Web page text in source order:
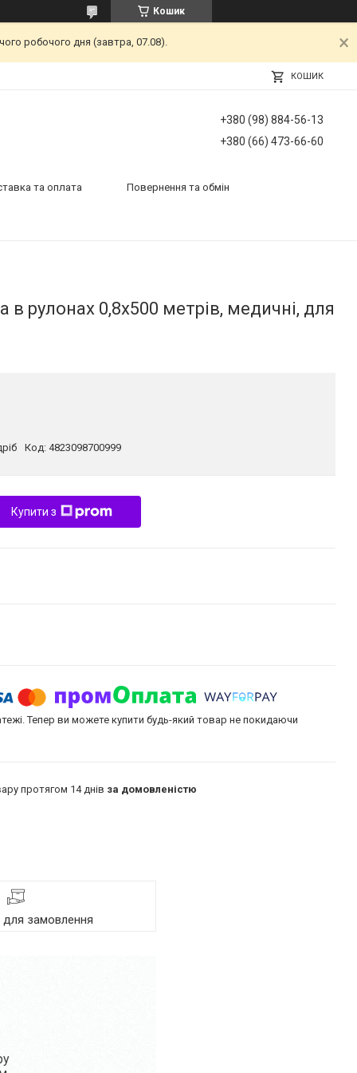
Кошик
робочого дня (завтра, 07.08).
КОШИК
+380 (98) 884-56-13
+380 (66) 473-66-60
та оплата Повернення та обмін
в рулонах 0,8х500 метрів, медичні, для
Код: 4823098700999
Купити з
Тепер ви можете купити будь-який товар не покидаючи
протягом 14 днів за домовленістю
для замовлення